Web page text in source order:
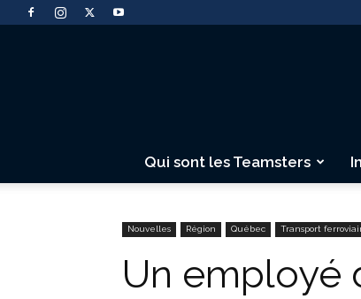
Qui sont les Teamsters
Nouvelles Région Québec Transport
Un employé